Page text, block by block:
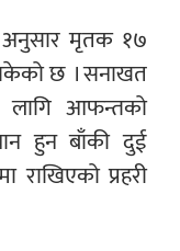
अनुसार मृतक १७
छ । सनाखत
आफन्तको
हुन बाँकी दुई
राखिएको प्रहरी